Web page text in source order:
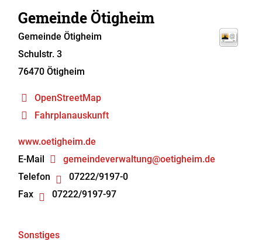
Gemeinde Ötigheim
Gemeinde Ötigheim
Schulstr. 3
76470 Ötigheim
OpenStreetMap
Fahrplanauskunft
www.oetigheim.de
E-Mail
gemeindeverwaltung@oetigheim.de
Telefon
07222/9197-0
Fax
07222/9197-97
Sonstiges